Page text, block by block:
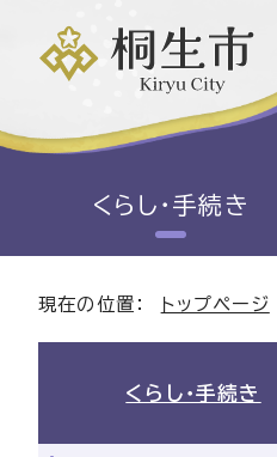
くらし・手続き
現在の位置： トップページ
くらし・手続き